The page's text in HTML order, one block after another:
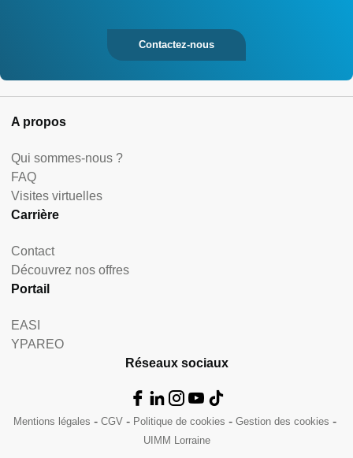
Contactez-nous
A propos
Qui sommes-nous ?
FAQ
Visites virtuelles
Carrière
Contact
Découvrez nos offres
Portail
EASI
YPAREO
Réseaux sociaux
Mentions légales CGV Politique de cookies
Gestion des cookies
UIMM Lorraine